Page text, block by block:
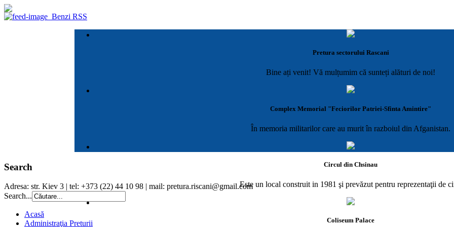
Benzi RSS
Pretura sectorului Rascani
Bine ați venit! Vă mulțumim că sunteți alături de noi!
Complex Memorial "Feciorilor Patriei-Sfinta Amintire"
În memoria militarilor care au murit în razboiul din Afganistan.
Circul din Chsinau
Este un local construit in 1981 şi prevăzut pentru reprezentaţii de
Coliseum Palace
Search
Adresa: str. Kiev 3 | tel: +373 (22) 44 10 98 | mail: pretura.riscani@gmail.com
Search...
Acasă
Administraţia Preturii